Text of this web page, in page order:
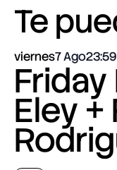
Te
viernes7 Ago23:59
Friday
Eley +